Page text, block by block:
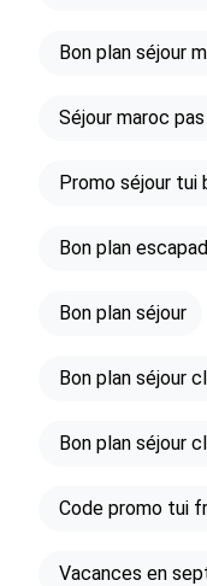
Bon plan séjour
Séjour maroc
Promo séjour tui
Bon plan
Bon plan séjour
Bon plan séjour
Bon plan séjour
Code promo tui
Vacances en